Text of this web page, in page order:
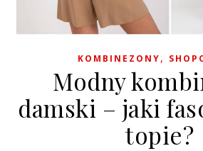
KOMBINEZONY,
Modny
damski – jaki
topie?